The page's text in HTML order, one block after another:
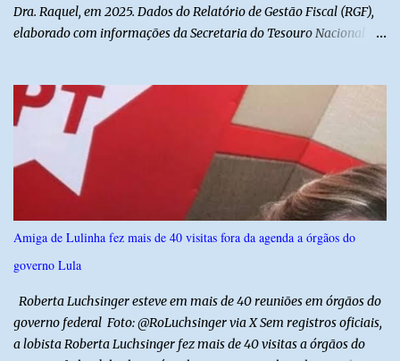
Dra. Raquel, em 2025. Dados do Relatório de Gestão Fiscal (RGF),
elaborado com informações da Secretaria do Tesouro Nacional
2024. Ao final de 2025, esse passivo já havia caído para R$
13.239.208,81. No primeiro semestre de 2026, o valor voltou a
recuar, chegando a R$ 12.357.336,09. Na comparação entre o
encerramento da gestão anterior e o primeiro semestre de 2026, a
redução foi de R$ 6.583.599,79, equivalente a aproximadamente
34,8% do estoque da dívida. Os números também mostram que o
administração. Apenas no primeiro semestre de 2026, a dívida foi
reduzida em R$ 881.872,72 em relação ao saldo do exercício
Amiga de Lulinha fez mais de 40 visitas fora da agenda a órgãos do
governo Lula
Roberta Luchsinger esteve em mais de 40 reuniões em órgãos do
governo federal Foto: @RoLuchsinger via X Sem registros oficiais,
a lobista Roberta Luchsinger fez mais de 40 visitas a órgãos do